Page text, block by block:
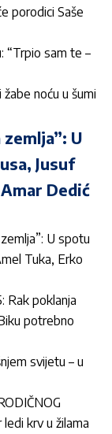
porodici Saše
“Trpio sam te –
noću u šumi
U
Jusuf
Dedić
U spotu
Tuka, Erko
Rak poklanja
potrebno
svijetu – u
krv u žilama